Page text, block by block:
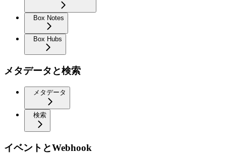
Box Notes
Box Hubs
メタデータと検索
メタデータ
検索
イベントとWebhook